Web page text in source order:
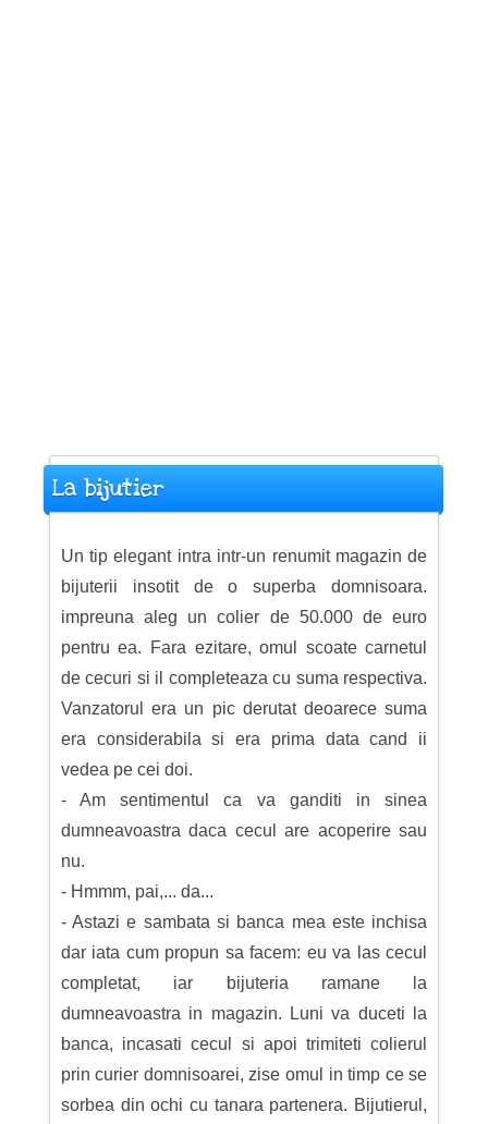
La bijutier
Un tip elegant intra intr-un renumit magazin de
bijuterii insotit de o superba domnisoara.
impreuna aleg un colier de 50.000 de euro
pentru ea. Fara ezitare, omul scoate carnetul
de cecuri si il completeaza cu suma respectiva.
Vanzatorul era un pic derutat deoarece suma
era considerabila si era prima data cand ii
vedea pe cei doi.
- Am sentimentul ca va ganditi in sinea
dumneavoastra daca cecul are acoperire sau
nu.
- Hmmm, pai,... da...
- Astazi e sambata si banca mea este inchisa
dar iata cum propun sa facem: eu va las cecul
completat, iar bijuteria ramane la
dumneavoastra in magazin. Luni va duceti la
banca, incasati cecul si apoi trimiteti colierul
prin curier domnisoarei, zise omul in timp ce se
sorbea din ochi cu tanara partenera. Bijutierul,